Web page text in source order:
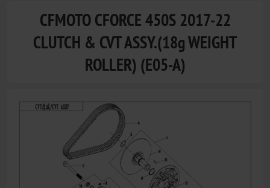
CFMOTO CFORCE 450S 2017-22
CLUTCH & CVT ASSY.(18g WEIGHT
ROLLER) (E05-A)